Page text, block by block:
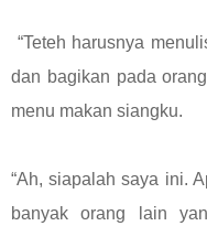
“Teteh harusnya
dan bagikan pada
menu makan siangku.
“Ah, siapalah saya ini.
banyak orang lain